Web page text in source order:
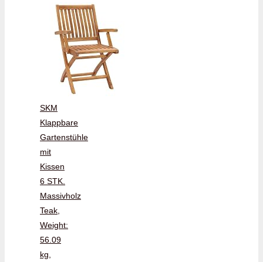
SKM
Klappbare
Gartenstühle
mit
Kissen
6 STK.
Massivholz
Teak,
Weight:
56.09
kg,